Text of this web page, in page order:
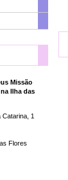
Missão
Ilha das
Catarina, 1
Flores